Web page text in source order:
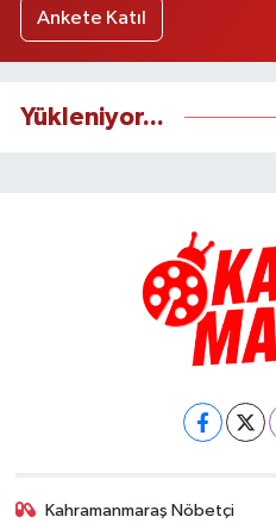
Ankete Katıl
Yükleniyor...
Kahramanmaraş Nöbetçi